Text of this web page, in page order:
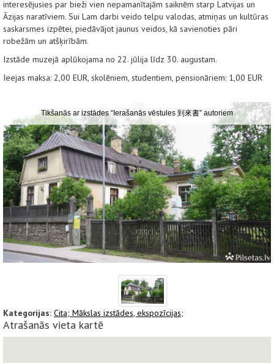
interesējusies par bieži vien nepamanītajām saiknēm starp Latvijas un
Āzijas naratīviem. Sui Lam darbi veido telpu valodas, atmiņas un kultūras
saskarsmes izpētei, piedāvājot jaunus veidos, kā savienoties pāri
robežām un atšķirībām.
Izstāde muzejā aplūkojama no 22. jūlija līdz 30. augustam.
Ieejas maksa: 2,00 EUR, skolēniem, studentiem, pensionāriem: 1,00 EUR
Tikšanās ar izstādes “Ierašanās vēstules 到來書” autoriem
Kategorijas: Cita; Mākslas izstādes, ekspozīcijas;
Atrašanās vieta kartē